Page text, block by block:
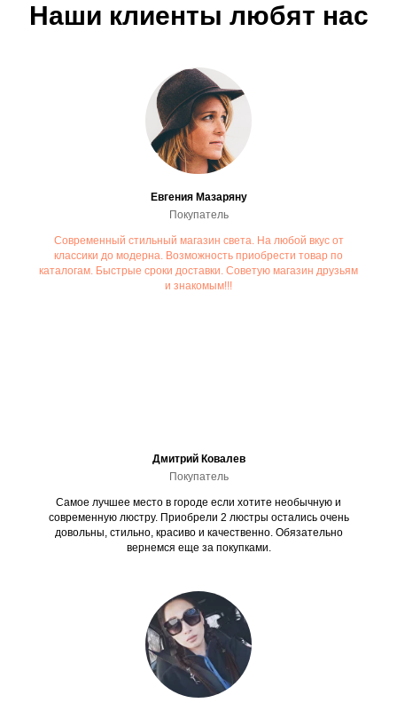
Наши клиенты любят нас
Евгения Мазаряну
Покупатель
Современный стильный магазин света. На любой вкус от
классики до модерна. Возможность приобрести товар по
каталогам. Быстрые сроки доставки. Советую магазин друзьям
и знакомым!!!
Дмитрий Ковалев
Покупатель
Самое лучшее место в городе если хотите необычную и
современную люстру. Приобрели 2 люстры остались очень
довольны, стильно, красиво и качественно. Обязательно
вернемся еще за покупками.